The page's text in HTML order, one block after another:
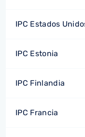
IPC Estados
IPC Estonia
IPC Finlandia
IPC Francia